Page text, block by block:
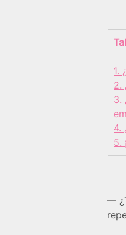
1.
2.
3.
4.
5.
—